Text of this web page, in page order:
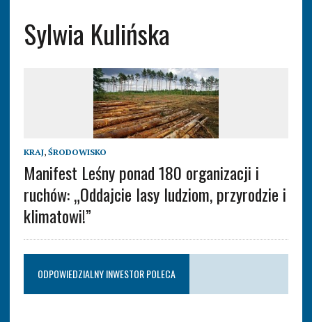
Sylwia Kulińska
KRAJ, ŚRODOWISKO
Manifest Leśny ponad 180 organizacji i
ruchów: „Oddajcie lasy ludziom, przyrodzie i
klimatowi!”
ODPOWIEDZIALNY INWESTOR POLECA